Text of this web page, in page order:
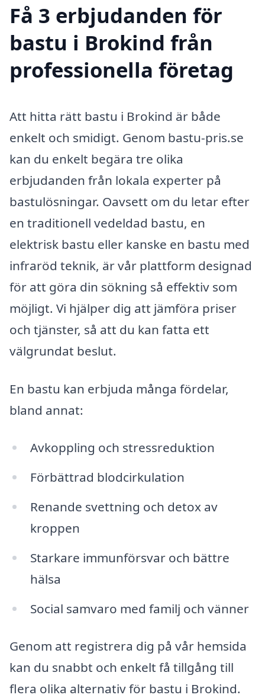
Få 3 erbjudanden för
bastu i Brokind från
professionella företag
Att hitta rätt bastu i Brokind är både
enkelt och smidigt. Genom bastu-pris.se
kan du enkelt begära tre olika
erbjudanden från lokala experter på
bastulösningar. Oavsett om du letar efter
en traditionell vedeldad bastu, en
elektrisk bastu eller kanske en bastu med
infraröd teknik, är vår plattform designad
för att göra din sökning så effektiv som
möjligt. Vi hjälper dig att jämföra priser
och tjänster, så att du kan fatta ett
välgrundat beslut.
En bastu kan erbjuda många fördelar,
bland annat:
Avkoppling och stressreduktion
Förbättrad blodcirkulation
Renande svettning och detox av
kroppen
Starkare immunförsvar och bättre
hälsa
Social samvaro med familj och vänner
Genom att registrera dig på vår hemsida
kan du snabbt och enkelt få tillgång till
flera olika alternativ för bastu i Brokind.